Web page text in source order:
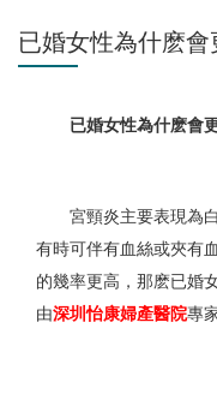
已婚女性為什麽
已婚女性為什麽會
宮頸炎主要表現為
有時可伴有血絲或夾有
的幾率更高，那麽已婚
由深圳怡康婦產醫院專